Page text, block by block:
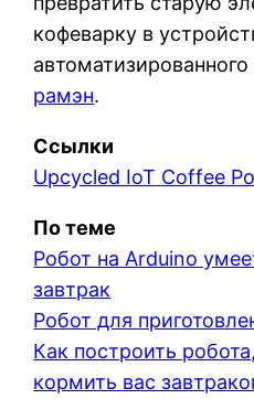
кофеварку в
автоматизированного
рамэн.
Ссылки
Upcycled IoT Coffee
По теме
Робот на Arduino
завтрак
Робот для
Как построить
кормить вас